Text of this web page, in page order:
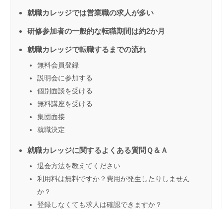
就職カレッジでは営業職の求人が多い
研修参加者の一般的な転職期間は約2か月
就職カレッジで転職するまでの流れ
無料会員登録
説明会に参加する
個別面談を受ける
無料講座を受ける
集団面接
就職決定
就職カレッジに関するよくある質問Ｑ＆Ａ
退会方法を教えてください
利用料は無料ですか？費用が発生したりしません
か？
登録しなくても求人は確認できますか？